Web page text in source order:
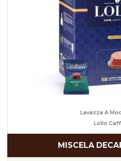
Lavazza A
Lollo
MISCELA